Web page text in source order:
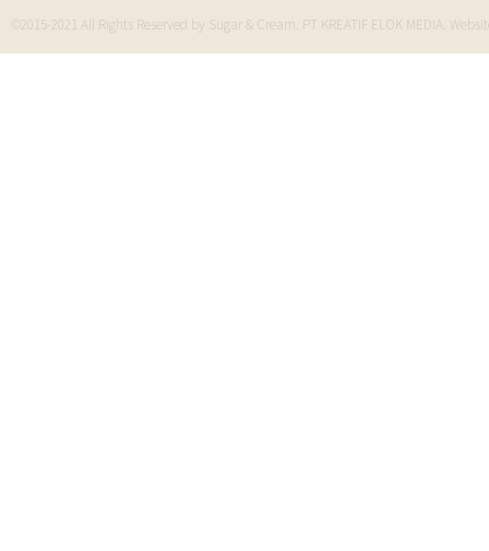
©2015-2021 All Rights Reserved by Sugar & Cream. PT KREATIF ELOK MEDIA.